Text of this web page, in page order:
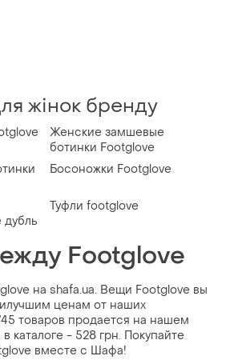
жінок бренду
Женские замшевые
ботинки Footglove
Босоножки Footglove
Туфли footglove
Footglove
на shafa.ua. Вещи Footglove вы
ценам от наших
товаров продается на нашем
каталоге - 528 грн. Покупайте
вместе с Шафа!